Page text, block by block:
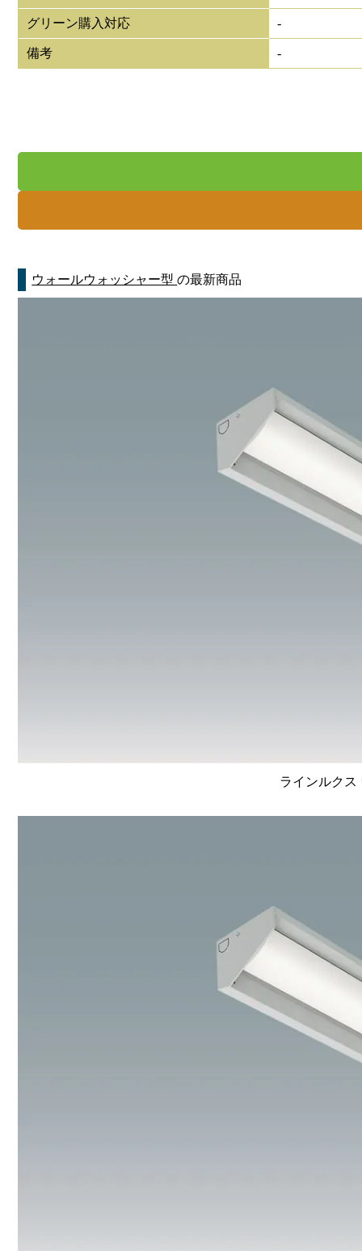
グリーン購入対応 -
備考 -
ウォールウォッシャー型の最新商品
ラインルクス